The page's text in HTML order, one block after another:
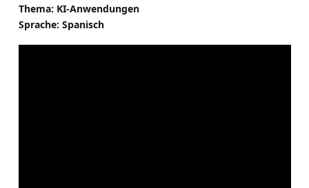
Thema: KI-Anwendungen
Sprache: Spanisch